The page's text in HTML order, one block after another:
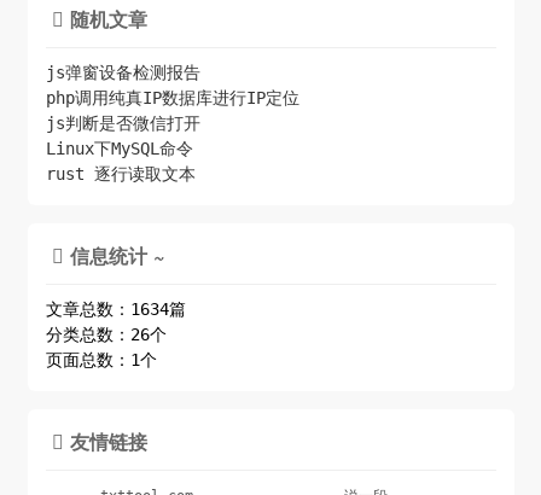
 随机文章
js弹窗设备检测报告
php调用纯真IP数据库进行IP定位
js判断是否微信打开
Linux下MySQL命令
rust 逐行读取文本
 信息统计 ~
文章总数：1634篇
分类总数：26个
页面总数：1个
 友情链接